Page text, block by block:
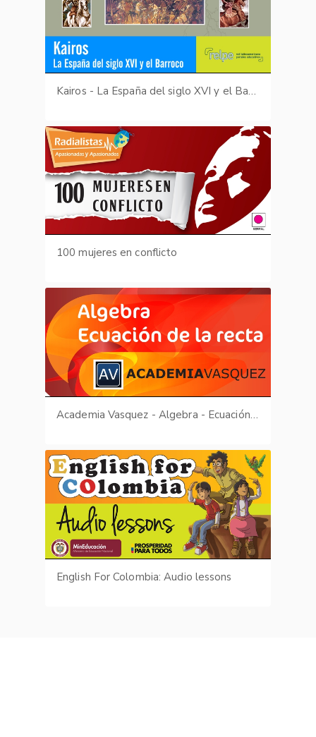
Kairos - La España del siglo XVI y el Barroco
100 mujeres en conflicto
Academia Vasquez - Algebra - Ecuación de la recta
English For Colombia: Audio lessons